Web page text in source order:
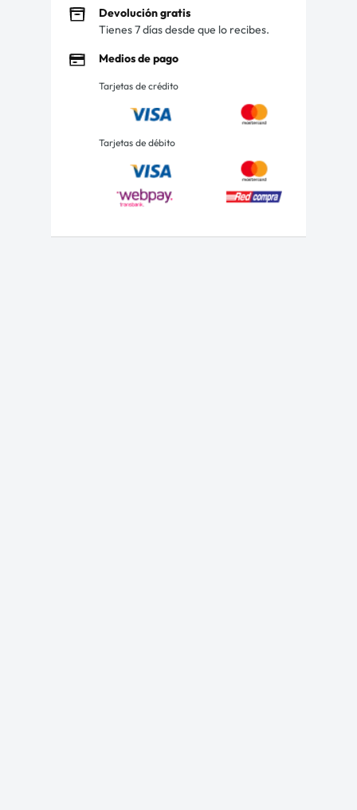
Devolución gratis
Tienes 7 días desde que lo recibes.
Medios de pago
Tarjetas de crédito
Tarjetas de débito